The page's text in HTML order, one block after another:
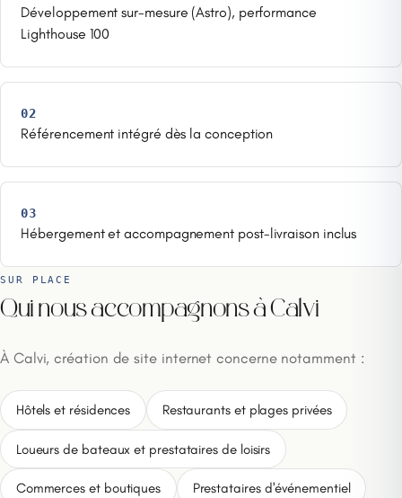
Développement sur-mesure (Astro), performance
Lighthouse 100
02
Référencement intégré dès la conception
03
Hébergement et accompagnement post-livraison inclus
SUR PLACE
Qui nous accompagnons à Calvi
À Calvi, création de site internet concerne notamment :
Hôtels et résidences Restaurants et plages privées
Loueurs de bateaux et prestataires de loisirs
Commerces et boutiques Prestataires d'événementiel